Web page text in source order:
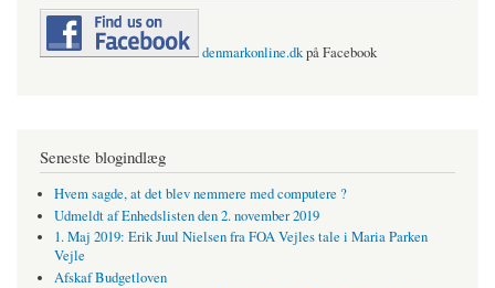
denmarkonline.dkpå Facebook
Seneste blogindlæg
Hvem sagde, at det blev nemmere med computere ?
Udmeldt af Enhedslisten den 2. november 2019
1. Maj 2019: Erik Juul Nielsen fra FOA Vejles tale i Maria Parken
Vejle
Afskaf Budgetloven